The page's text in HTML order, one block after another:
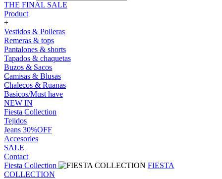
THE FINAL SALE
Product
+
Vestidos & Polleras
Remeras & tops
Pantalones & shorts
Tapados & chaquetas
Buzos & Sacos
Camisas & Blusas
Chalecos & Ruanas
Basicos/Must have
NEW IN
Fiesta Collection
Tejidos
Jeans 30%OFF
Accesories
SALE
Contact
Fiesta Collection
FIESTA
COLLECTION